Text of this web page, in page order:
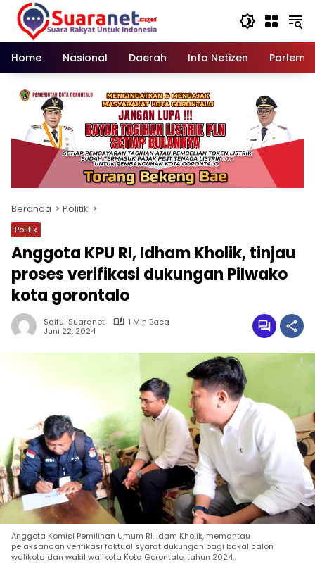
Langsung
konten
Home
Nasional Daerah Info Netizen
Beranda Politik
Politik
Anggota KPU RI, Idham Kholik, tinjau
proses verifikasi dukungan Pilwako
kota gorontalo
Saiful Suaranet
1 Min Baca
Juni 22, 2024
Anggota Komisi Pemilihan Umum RI, Idam Kholik, memantau
pelaksanaan verifikasi faktual syarat dukungan bagi bakal calon
walikota dan wakil walikota Kota Gorontalo, tahun 2024.